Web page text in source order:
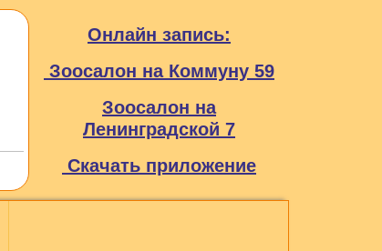
Онлайн запись:
Зоосалон на Коммуну 59
Зоосалон на
Ленинградской 7
Скачать приложение